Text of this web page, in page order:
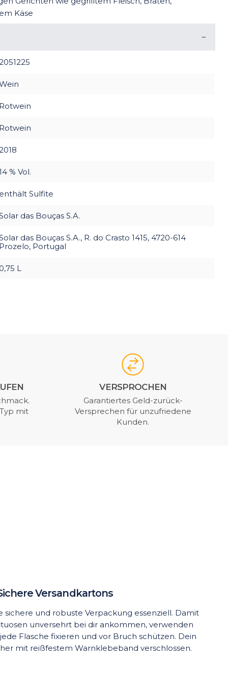
Käse
Rotwein
Rotwein
% Vol.
enthält Sulfite
das Bouças S.A.
das Bouças S.A., R. do Crasto 1415, 4720-614
Prozelo, Portugal
L
mit
VERSPROCHEN
Garantiertes Geld-zurück-
Versprechen für unzufriedene
Kunden.
Versandkartons
sichere und robuste Verpackung essenziell. Damit
unversehrt bei dir ankommen, verwenden
Flasche fixieren und vor Bruch schützen. Dein
mit reißfestem Warnklebeband verschlossen.